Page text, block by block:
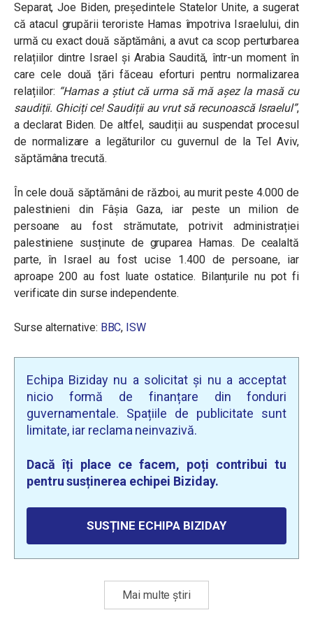
Separat, Joe Biden, președintele Statelor Unite, a sugerat
că atacul grupării teroriste Hamas împotriva Israelului, din
urmă cu exact două săptămâni, a avut ca scop perturbarea
relațiilor dintre Israel și Arabia Saudită, într-un moment în
care cele două țări făceau eforturi pentru normalizarea
relațiilor: “Hamas a știut că urma să mă așez la masă cu
saudiții. Ghiciți ce! Saudiții au vrut să recunoască Israelul”,
a declarat Biden. De altfel, saudiții au suspendat procesul
de normalizare a legăturilor cu guvernul de la Tel Aviv,
săptămâna trecută.
În cele două săptămâni de război, au murit peste 4.000 de
palestinieni din Fâșia Gaza, iar peste un milion de
persoane au fost strămutate, potrivit administrației
palestiniene susținute de gruparea Hamas. De cealaltă
parte, în Israel au fost ucise 1.400 de persoane, iar
aproape 200 au fost luate ostatice. Bilanțurile nu pot fi
verificate din surse independente.
Surse alternative: BBC, ISW
Echipa Biziday nu a solicitat și nu a acceptat
nicio formă de finanțare din fonduri
guvernamentale. Spațiile de publicitate sunt
limitate, iar reclama neinvazivă.
Dacă îți place ce facem, poți contribui tu
pentru susținerea echipei Biziday.
SUSȚINE ECHIPA BIZIDAY
Mai multe știri